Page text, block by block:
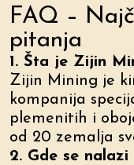
FAQ –
pitanja
1. Šta je Zijin
Zijin Mining je
kompanija
plemenitih i
od 20 zemalja
2. Gde se